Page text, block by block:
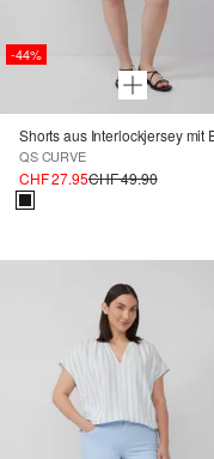
-44%
QS CURVE
CHF 27.95CHF 49.90